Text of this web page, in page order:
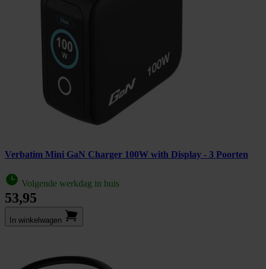
Verbatim Mini GaN Charger 100W with Display - 3 Poorten
Volgende werkdag in huis
53,95
In winkel­wagen